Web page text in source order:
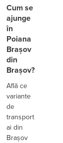
Cum se
ajunge
în
Poiana
Brașov
din
Brașov?
Află ce
variante
de
transport
ai din
Brașov